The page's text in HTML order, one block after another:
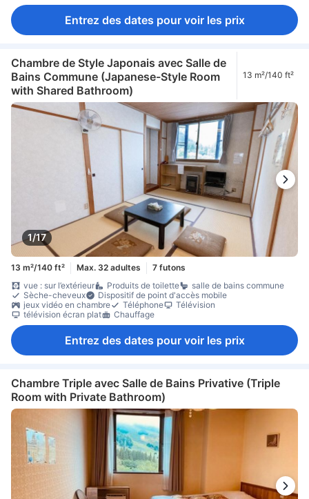
Entrez des dates pour voir les prix
Chambre de Style Japonais avec Salle de
Bains Commune (Japanese-Style Room
with Shared Bathroom)
13 m²/140 ft²
1/17
13 m²/140 ft² Max. 32 adultes
7 futons
vue : sur l’extérieur
Produits de toilette
salle de bains commune
Sèche-cheveux
Dispositif de point d'accès mobile
jeux vidéo en chambre
Téléphone
Télévision
télévision écran plat
Chauffage
Entrez des dates pour voir les prix
Chambre Triple avec Salle de Bains Privative (Triple
Room with Private Bathroom)